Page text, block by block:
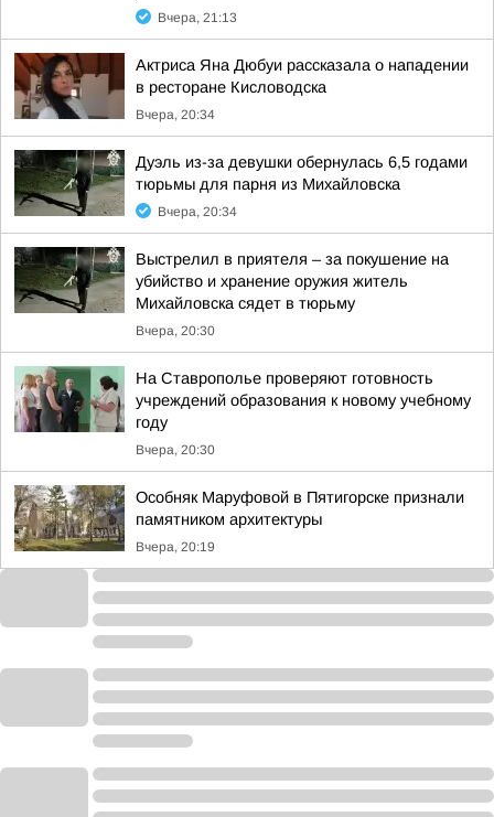
Вчера, 21:13
Актриса Яна Дюбуи рассказала о нападении
в ресторане Кисловодска
Вчера, 20:34
Дуэль из-за девушки обернулась 6,5 годами
тюрьмы для парня из Михайловска
Вчера, 20:34
Выстрелил в приятеля – за покушение на
убийство и хранение оружия житель
Михайловска сядет в тюрьму
Вчера, 20:30
На Ставрополье проверяют готовность
учреждений образования к новому учебному
году
Вчера, 20:30
Особняк Маруфовой в Пятигорске признали
памятником архитектуры
Вчера, 20:19